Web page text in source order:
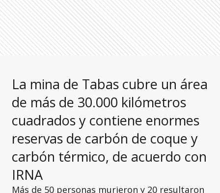
La mina de Tabas cubre un área
de más de 30.000 kilómetros
cuadrados y contiene enormes
reservas de carbón de coque y
carbón térmico, de acuerdo con
IRNA
Más de 50 personas murieron y 20 resultaron